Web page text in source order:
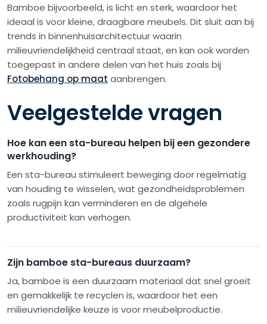
Bamboe bijvoorbeeld, is licht en sterk, waardoor het
ideaal is voor kleine, draagbare meubels. Dit sluit aan bij
trends in binnenhuisarchitectuur waarin
milieuvriendelijkheid centraal staat, en kan ook worden
toegepast in andere delen van het huis zoals bij
Fotobehang op maat aanbrengen.
Veelgestelde vragen
Hoe kan een sta-bureau helpen bij een gezondere
werkhouding?
Een sta-bureau stimuleert beweging door regelmatig
van houding te wisselen, wat gezondheidsproblemen
zoals rugpijn kan verminderen en de algehele
productiviteit kan verhogen.
Zijn bamboe sta-bureaus duurzaam?
Ja, bamboe is een duurzaam materiaal dat snel groeit
en gemakkelijk te recyclen is, waardoor het een
milieuvriendelijke keuze is voor meubelproductie.